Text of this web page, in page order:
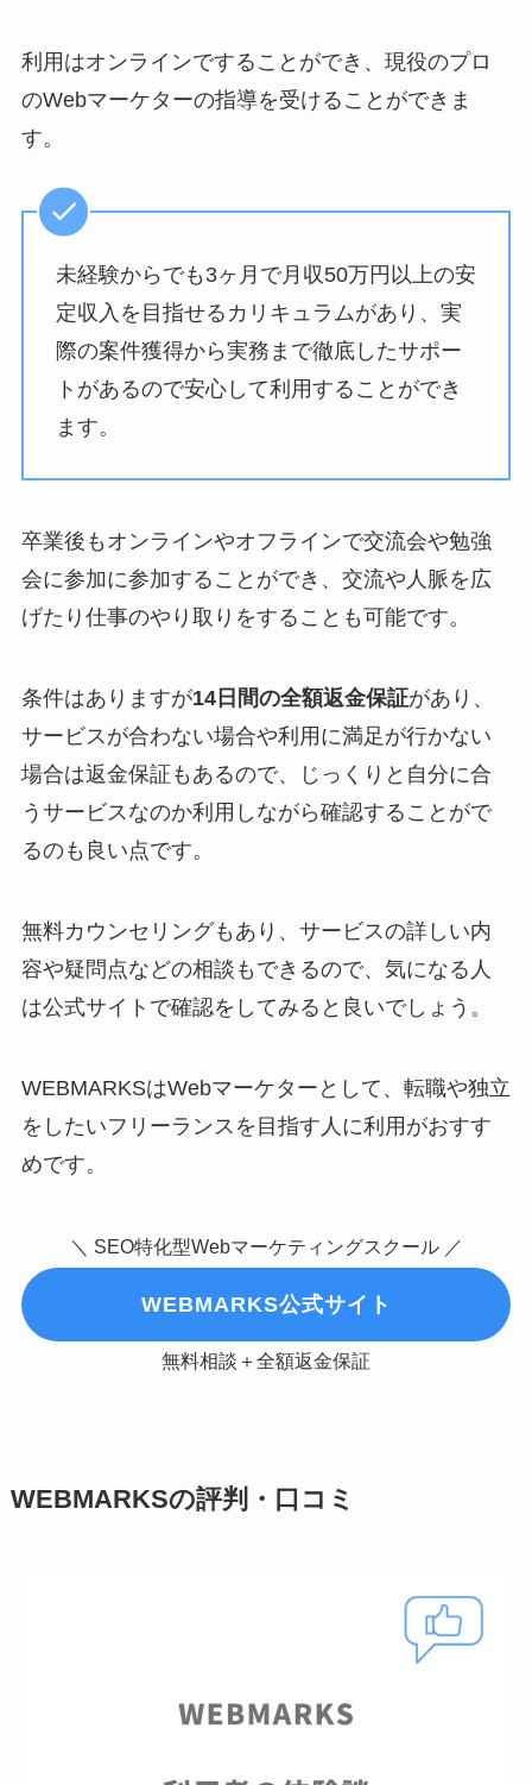
利用はオンラインですることができ、現役のプロ
のWebマーケターの指導を受けることができま
す。
未経験からでも3ヶ月で月収50万円以上の安
定収入を目指せるカリキュラムがあり、実
際の案件獲得から実務まで徹底したサポー
トがあるので安心して利用することができ
ます。
卒業後もオンラインやオフラインで交流会や勉強
会に参加に参加することができ、交流や人脈を広
げたり仕事のやり取りをすることも可能です。
条件はありますが14日間の全額返金保証があり、
サービスが合わない場合や利用に満足が行かない
場合は返金保証もあるので、じっくりと自分に合
うサービスなのか利用しながら確認することがで
るのも良い点です。
無料カウンセリングもあり、サービスの詳しい内
容や疑問点などの相談もできるので、気になる人
は公式サイトで確認をしてみると良いでしょう。
WEBMARKSはWebマーケターとして、転職や独立
をしたいフリーランスを目指す人に利用がおすす
めです。
＼ SEO特化型Webマーケティングスクール ／
WEBMARKS公式サイト
無料相談＋全額返金保証
WEBMARKSの評判・口コミ